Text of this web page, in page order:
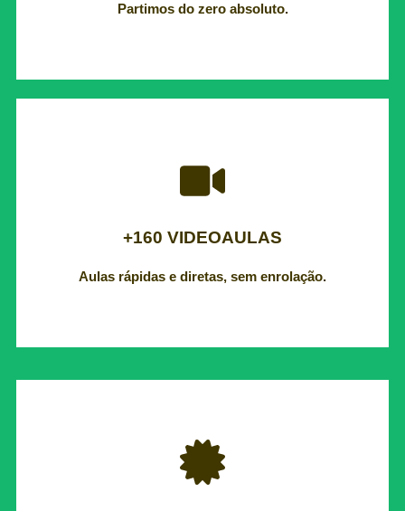
Partimos do zero absoluto.
+160 VIDEOAULAS
Aulas rápidas e diretas, sem enrolação.
+160 VIDEOAULAS
Para seu currículo ou horas complementares.